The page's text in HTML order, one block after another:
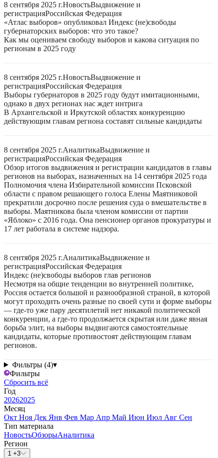
8 сентября 2025 г.НовостьВыдвижение и
регистрацияРоссийская Федерация
«Атлас выборов» опубликовал Индекс (не)свободы
губернаторских выборов: что это такое?
Как мы оцениваем свободу выборов и какова ситуация по
регионам в 2025 году
8 сентября 2025 г.НовостьВыдвижение и
регистрацияРоссийская Федерация
Выборы губернаторов в 2025 году будут имитационными,
однако в двух регионах нас ждет интрига
В Архангельской и Иркутской областях конкуренцию
действующим главам региона составят сильные кандидаты
8 сентября 2025 г.АналитикаВыдвижение и
регистрацияРоссийская Федерация
Обзор итогов выдвижения и регистрации кандидатов в главы
регионов на выборах, назначенных на 14 сентября 2025 года
Полномочия члена Избирательной комиссии Псковской
области с правом решающего голоса Елены Маятниковой
прекратили досрочно после решения суда о вмешательстве в
выборы. Маятникова была членом комиссии от партии
«Яблоко» с 2016 года. Она пенсионер органов прокуратуры и
17 лет работала в системе надзора.
8 сентября 2025 г.АналитикаВыдвижение и
регистрацияРоссийская Федерация
Индекс (не)свободы выборов глав регионов
Несмотря на общие тенденции во внутренней политике,
Россия остается большой и разнообразной страной, в которой
могут проходить очень разные по своей сути и форме выборы
— где-то уже пару десятилетий нет никакой политической
конкуренции, а где-то продолжается скрытая или даже явная
борьба элит, на выборы выдвигаются самостоятельные
кандидаты, которые противостоят действующим главам
регионов.
Фильтры (4)▾
Фильтры
Сбросить всё
Год
20262025
Месяц
Окт Ноя Дек Янв Фев Мар Апр Май Июн Июл Авг Сен
Тип материала
НовостьОбзорыАналитика
Регион
1 +3